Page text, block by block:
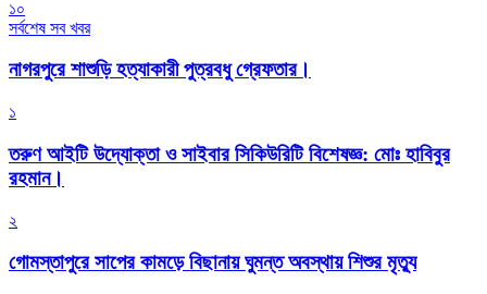
১০
সর্বশেষ সব খবর
নাগরপুরে শাশুড়ি হত্যাকারী পুত্রবধু গ্রেফতার।
১
তরুণ আইটি উদ্যোক্তা ও সাইবার সিকিউরিটি বিশেষজ্ঞ: মোঃ হাবিবুর
রহমান।
২
গোমস্তাপুরে সাপের কামড়ে বিছানায় ঘুমন্ত অবস্থায় শিশুর মৃত্যু